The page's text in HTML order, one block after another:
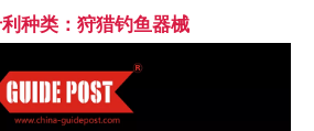
种类： 狩猎钓鱼器械